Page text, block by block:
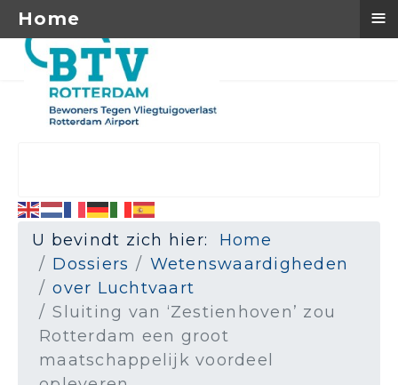
U bevindt zich hier: Home
Dossiers
Wetenswaardigheden
over Luchtvaart
Sluiting van ‘Zestienhoven’ zou
Rotterdam een groot
maatschappelijk voordeel
Home ≡